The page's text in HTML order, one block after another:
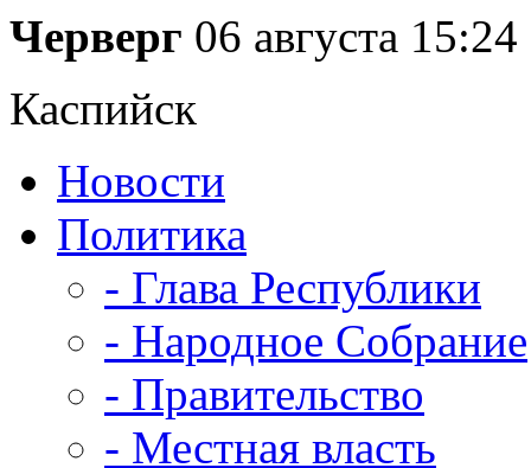
Черверг 06 августа 15:24
Каспийск
Новости
Политика
- Глава Республики
- Народное Собрание
- Правительство
- Местная власть